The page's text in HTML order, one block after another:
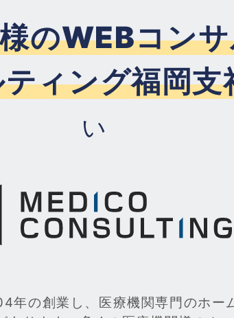
のWEBコン
ィング福岡支
い
年の創業し、医療機関専門のホー